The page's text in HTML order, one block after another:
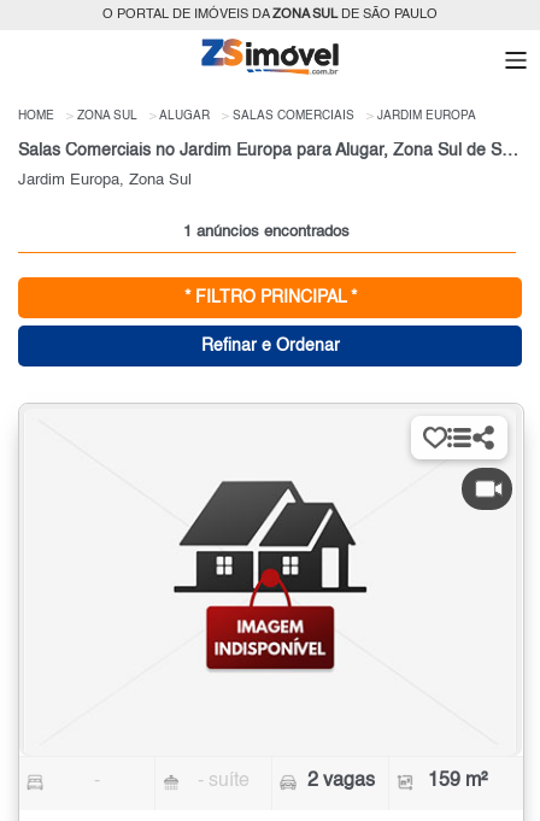
O PORTAL DE IMÓVEIS DAZONA SULDE SÃO PAULO
HOME ZONA SUL ALUGAR SALAS COMERCIAIS JARDIM EUROPA
Salas Comerciais no Jardim Europa para Alugar, Zona Sul de São Paulo, SP
Jardim Europa, Zona Sul
1 anúncios encontrados
* FILTRO PRINCIPAL *
Refinar e Ordenar
- - suíte 2 vagas 159 m²